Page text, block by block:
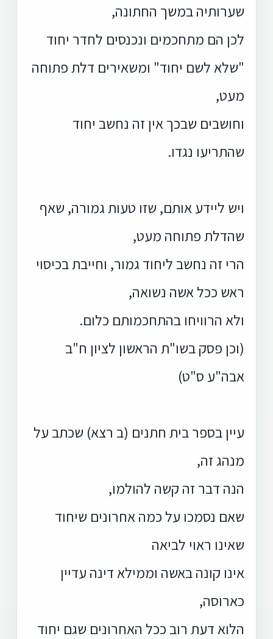
שערותיה במשך החתונה,
לכן הם מתחכמים ונכנסים לחדר יחוד
"שלא לשם יחוד" ומשאירים דלת פתוחה
מעט,
וחושבים שבכך אין זה נחשב יחוד
שהתריעו נגדו.
ויש ליידע אותם, שזו טעות גמורה, שאף
שהדלת פתוחה מעט,
הרי זה נחשב ליחוד גמור, וחייבת בכיסוי
ראש ככל אשה נשואה,
ולא הרוויחו בהתחכמותם כלום.
(וכן פסק בשו"ת הראשון לציון ח"ב
אבה"ע ס"ט)
עיין בספר בית חתנים (ב רצא) שכתב על
מנהג זה,
הנה דבר זה קשה להולמו,
שאם נסמכו על כמה אחרונים שיחוד
שאינו ראוי לביאה
אינו קונה באשה וממילא דינה עדיין
כארוסה,
הלוא דעת רוב ככל האחרונים שגם יחוד